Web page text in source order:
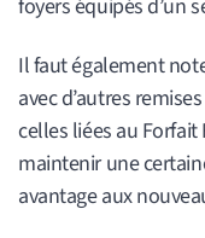
foyers équipés d’un
Il faut également
avec d’autres
celles liées au
maintenir une
avantage aux